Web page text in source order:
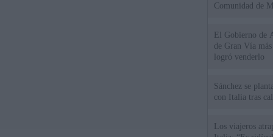
Comunidad de
El Gobierno de
de Gran Vía
logró venderlo
Sánchez se
con Italia tras
Los viajeros